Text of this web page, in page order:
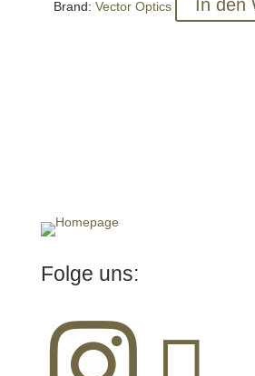
Brand: Vector Optics In den
Folge uns: